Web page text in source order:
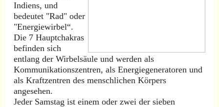
Indiens, und
bedeutet "Rad" oder
"Energiewirbel“.
Die 7 Hauptchakras
befinden sich
entlang der Wirbelsäule und werden als
Kommunikationszentren, als Energiegeneratoren und
als Kraftzentren des menschlichen Körpers
angesehen.
Jeder Samstag ist einem oder zwei der sieben